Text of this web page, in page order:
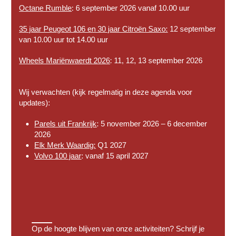
Octane Rumble: 6 september 2026 vanaf 10.00 uur
35 jaar Peugeot 106 en 30 jaar Citroën Saxo: 12 september
van 10.00 uur tot 14.00 uur
Wheels Mariënwaerdt 2026: 11, 12, 13 september 2026
Wij verwachten (kijk regelmatig in deze agenda voor
updates):
Parels uit Frankrijk: 5 november 2026 – 6 december
2026
Elk Merk Waardig: Q1 2027
Volvo 100 jaar: vanaf 15 april 2027
Op de hoogte blijven van onze activiteiten? Schrijf je